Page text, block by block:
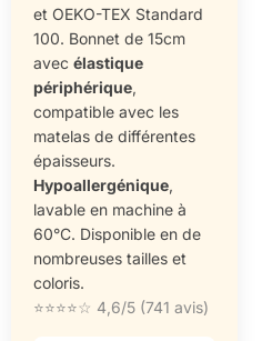
et OEKO-TEX Standard
100. Bonnet de 15cm
avec élastique
périphérique,
compatible avec les
matelas de différentes
épaisseurs.
Hypoallergénique,
lavable en machine à
60°C. Disponible en de
nombreuses tailles et
coloris.
⭐⭐⭐⭐☆ 4,6/5 (741 avis)